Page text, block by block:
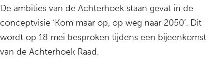
De ambities van de Achterhoek staan gevat in de
conceptvisie ‘Kom maar op, op weg naar 2050’. Dit
wordt op 18 mei besproken tijdens een bijeenkomst
van de Achterhoek Raad.